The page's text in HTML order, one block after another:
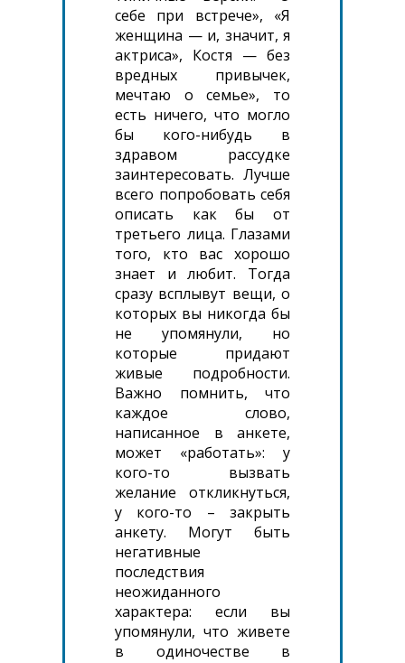
себе при встрече», «Я
женщина — и, значит, я
актриса», Костя — без
вредных привычек,
мечтаю о семье», то
есть ничего, что могло
бы кого-нибудь в
здравом рассудке
заинтересовать. Лучше
всего попробовать себя
описать как бы от
третьего лица. Глазами
того, кто вас хорошо
знает и любит. Тогда
сразу всплывут вещи, о
которых вы никогда бы
не упомянули, но
которые придают
живые подробности.
Важно помнить, что
каждое слово,
написанное в анкете,
может «работать»: у
кого-то вызвать
желание откликнуться,
у кого-то – закрыть
анкету. Могут быть
негативные
последствия
неожиданного
характера: если вы
упомянули, что живете
в одиночестве в